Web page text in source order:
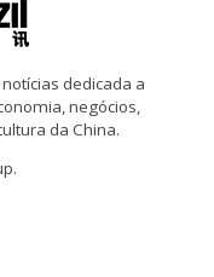
dedicada a
negócios,
da China.